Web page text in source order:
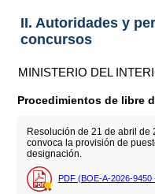
II. Autoridades y
concursos
MINISTERIO DEL
Procedimientos de libre
Resolución de 21 de abril de
convoca la provisión de
designación.
PDF (BOE-A-2026-9450